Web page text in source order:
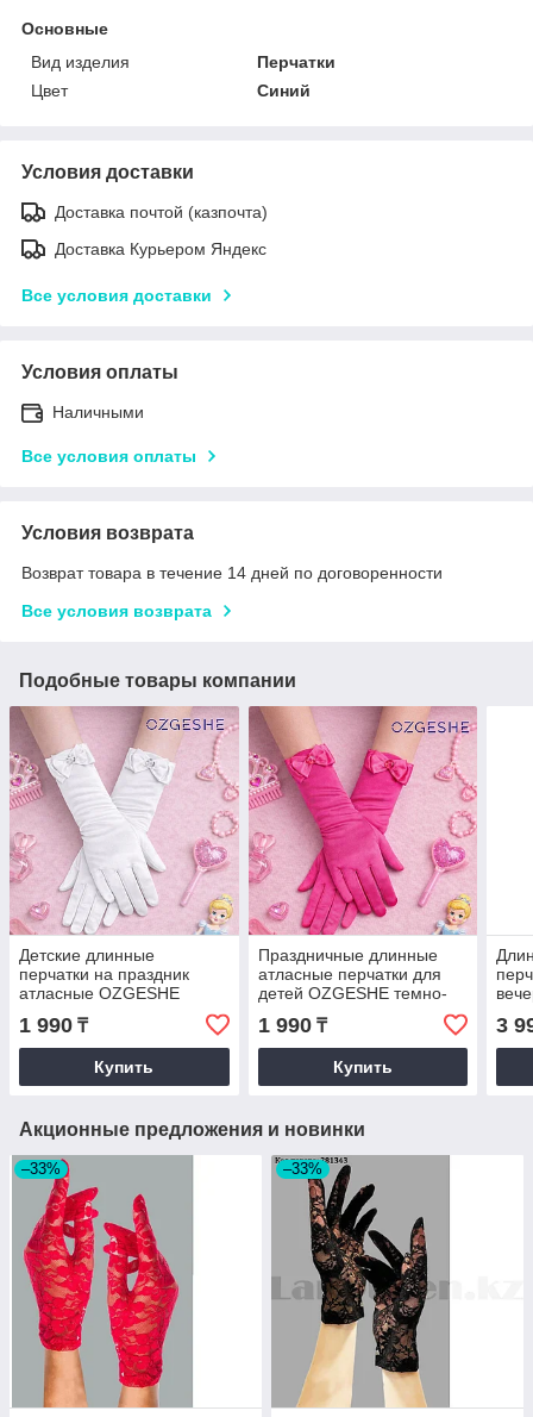
Основные
Вид изделия
Перчатки
Цвет
Синий
Условия доставки
Доставка почтой (казпочта)
Доставка Курьером Яндекс
Все условия доставки
Условия оплаты
Наличными
Все условия оплаты
Условия возврата
Возврат товара в течение 14 дней по договоренности
Все условия возврата
Подобные товары компании
Детские длинные
перчатки на праздник
атласные OZGESHE
белые 30см
1 990 ₸
Купить
Праздничные длинные
атласные перчатки для
детей OZGESHE темно-
розовые 30см
1 990₸
Купить
3
Акционные предложения и новинки
–33% –33%